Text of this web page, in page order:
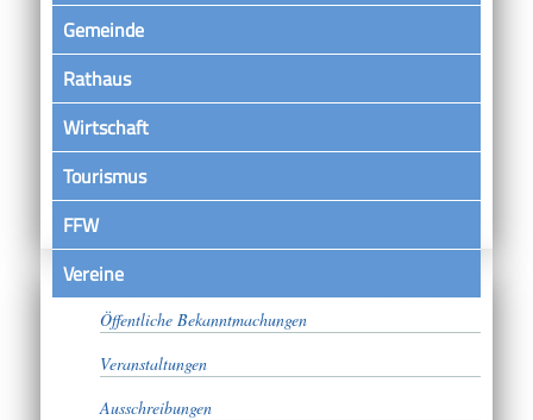
Gemeinde
Rathaus
Wirtschaft
Tourismus
FFW
VereineSatzungen
Öffentliche Bekanntmachungen
Veranstaltungen
Ausschreibungen